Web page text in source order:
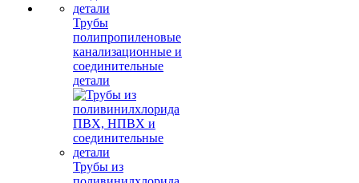
Трубы
полипропиленовые
канализационные и
соединительные
детали
Трубы из